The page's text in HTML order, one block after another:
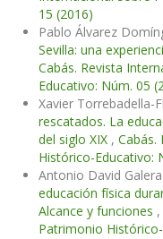
15 (2016)
Pablo Álvarez
Sevilla: una
Cabás. Revista
Educativo: Núm. 05
Xavier Torrebadella-
rescatados. La
del siglo XIX , Cabás.
Histórico-Educativo:
Antonio David
educación física
Alcance y funciones ,
Patrimonio